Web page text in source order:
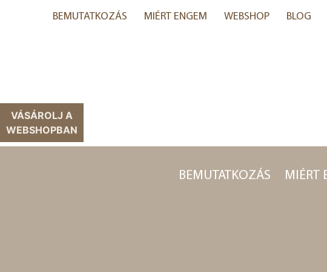
VÁSÁROLJ A
WEBSHOPBAN
BEMUTATKOZÁS MIÉRT ENGEM WEBSHOP BLOG
BEMUTATKOZÁS MIÉRT